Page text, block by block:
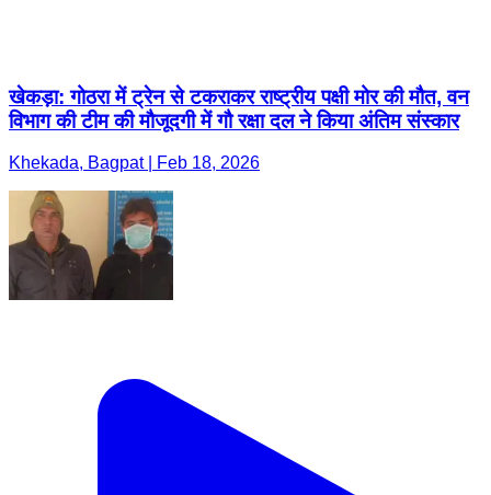
खेकड़ा: गोठरा में ट्रेन से टकराकर राष्ट्रीय पक्षी मोर की मौत, वन
विभाग की टीम की मौजूदगी में गौ रक्षा दल ने किया अंतिम संस्कार
Khekada, Bagpat | Feb 18, 2026